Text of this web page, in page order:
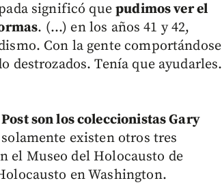
significó quepudimos ver el
. (...) en los años 41 y 42,
Con la gente comportándose
destrozados. Tenía que ayudarles.
son los coleccionistas Gary
existen otros tres
el Museo del Holocausto de
en Washington.